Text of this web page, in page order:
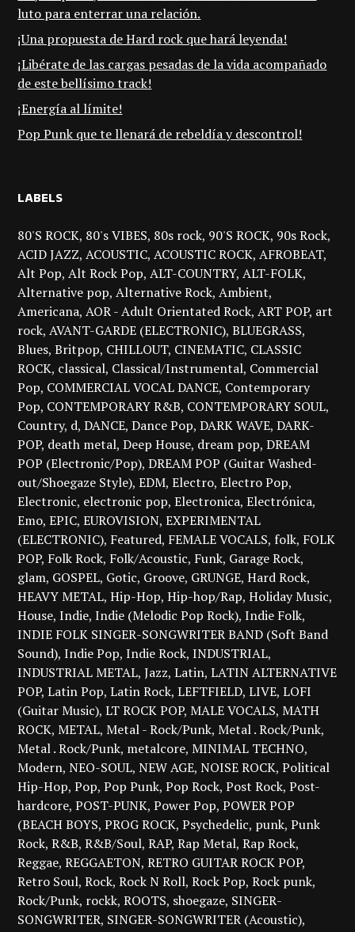
luto para enterrar una relación.
¡Una propuesta de Hard rock que hará leyenda!
¡Libérate de las cargas pesadas de la vida acompañado
de este bellísimo track!
¡Energía al límite!
Pop Punk que te llenará de rebeldía y descontrol!
LABELS
80'S ROCK 80's VIBES 80s rock 90'S ROCK 90s Rock
ACID JAZZ ACOUSTIC ACOUSTIC ROCK AFROBEAT
Alt Pop Alt Rock Pop ALT-COUNTRY ALT-FOLK
Alternative pop Alternative Rock Ambient
Americana AOR - Adult Orientated Rock ART POP art
rock AVANT-GARDE (ELECTRONIC) BLUEGRASS
Blues Britpop CHILLOUT CINEMATIC CLASSIC
ROCK classical Classical/Instrumental Commercial
Pop COMMERCIAL VOCAL DANCE Contemporary
Pop CONTEMPORARY R&B CONTEMPORARY SOUL
Country d DANCE Dance Pop DARK WAVE DARK-
POP death metal Deep House dream pop DREAM
POP (Electronic/Pop) DREAM POP (Guitar Washed-
out/Shoegaze Style) EDM Electro Electro Pop
Electronic electronic pop Electronica Electrónica
Emo EPIC EUROVISION EXPERIMENTAL
(ELECTRONIC) Featured FEMALE VOCALS folk FOLK
POP Folk Rock Folk/Acoustic Funk Garage Rock
glam GOSPEL Gotic Groove GRUNGE Hard Rock
HEAVY METAL Hip-Hop Hip-hop/Rap Holiday Music
House Indie Indie (Melodic Pop Rock) Indie Folk
INDIE FOLK SINGER-SONGWRITER BAND (Soft Band
Sound) Indie Pop Indie Rock INDUSTRIAL
INDUSTRIAL METAL Jazz Latin LATIN ALTERNATIVE
POP Latin Pop Latin Rock LEFTFIELD LIVE LOFI
(Guitar Music) LT ROCK POP MALE VOCALS MATH
ROCK METAL Metal - Rock/Punk Metal . Rock/Punk
Metal . Rock/Punk metalcore MINIMAL TECHNO
Modern NEO-SOUL NEW AGE NOISE ROCK Political
Hip-Hop Pop Pop Punk Pop Rock Post Rock Post-
hardcore POST-PUNK Power Pop POWER POP
(BEACH BOYS PROG ROCK Psychedelic punk Punk
Rock R&B R&B/Soul RAP Rap Metal Rap Rock
Reggae REGGAETON RETRO GUITAR ROCK POP
Retro Soul Rock Rock N Roll Rock Pop Rock punk
Rock/Punk rockk ROOTS shoegaze SINGER-
SONGWRITER SINGER-SONGWRITER (Acoustic)